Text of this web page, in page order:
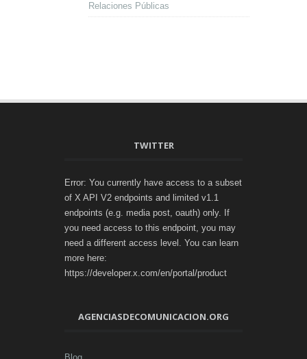
Relaciones Públicas
TWITTER
Error: You currently have access to a subset
of X API V2 endpoints and limited v1.1
endpoints (e.g. media post, oauth) only. If
you need access to this endpoint, you may
need a different access level. You can learn
more here:
https://developer.x.com/en/portal/product
AGENCIASDECOMUNICACION.ORG